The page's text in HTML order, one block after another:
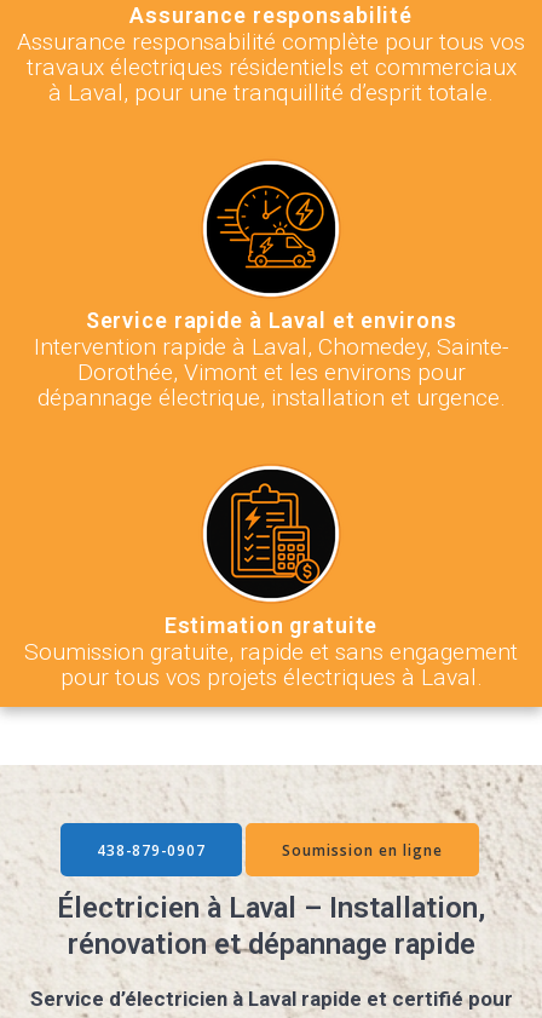
Assurance responsabilité
Assurance responsabilité complète pour tous vos
travaux électriques résidentiels et commerciaux
à Laval, pour une tranquillité d’esprit totale.
Service rapide à Laval et environs
Intervention rapide à Laval, Chomedey, Sainte-
Dorothée, Vimont et les environs pour
dépannage électrique, installation et urgence.
Estimation gratuite
Soumission gratuite, rapide et sans engagement
pour tous vos projets électriques à Laval.
438-879-0907 Soumission en ligne
Électricien à Laval – Installation,
rénovation et dépannage rapide
Service d’électricien à Laval rapide et certifié pour